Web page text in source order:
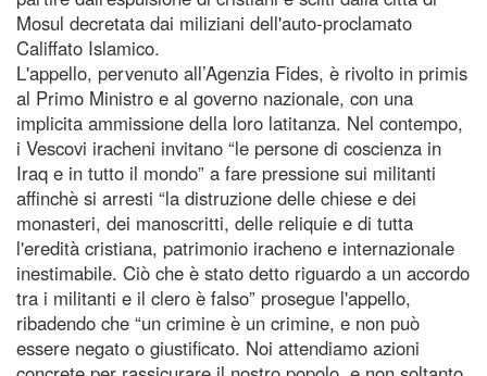
Mosul decretata dai miliziani dell'auto-proclamato
Califfato Islamico.
L'appello, pervenuto all’Agenzia Fides, è rivolto in primis
al Primo Ministro e al governo nazionale, con una
implicita ammissione della loro latitanza. Nel contempo,
i Vescovi iracheni invitano “le persone di coscienza in
Iraq e in tutto il mondo” a fare pressione sui militanti
affinchè si arresti “la distruzione delle chiese e dei
monasteri, dei manoscritti, delle reliquie e di tutta
l'eredità cristiana, patrimonio iracheno e internazionale
inestimabile. Ciò che è stato detto riguardo a un accordo
tra i militanti e il clero è falso” prosegue l'appello,
ribadendo che “un crimine è un crimine, e non può
essere negato o giustificato. Noi attendiamo azioni